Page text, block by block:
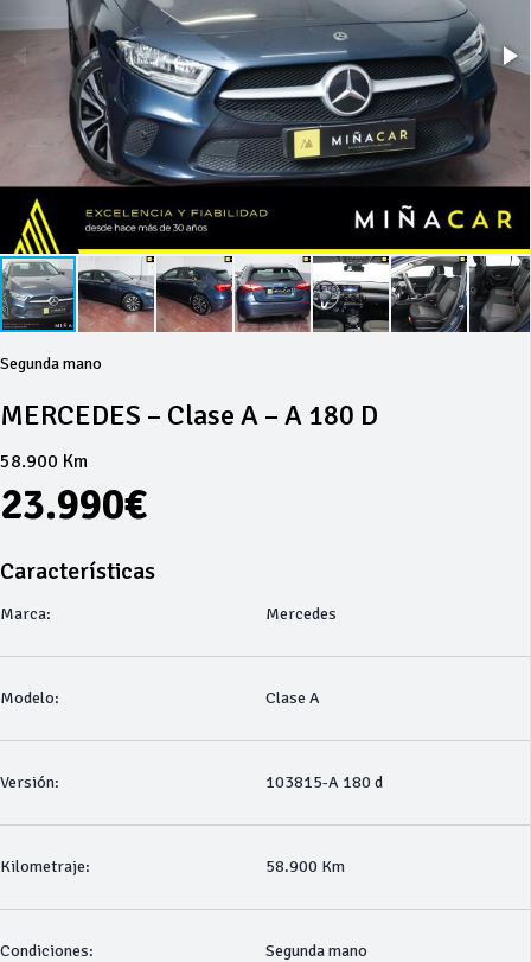
Segunda mano
MERCEDES – Clase A – A 180 D
58.900 Km
23.990€
Características
Marca: Mercedes
Modelo: Clase A
Versión: 103815-A 180 d
Kilometraje: 58.900 Km
Condiciones: Segunda mano